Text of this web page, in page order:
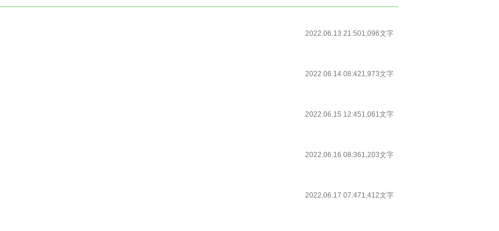
2022.06.13 21:501,096文字
2022.06.14 08:421,973文字
2022.06.15 12:451,061文字
2022.06.16 08:361,203文字
2022.06.17 07:471,412文字